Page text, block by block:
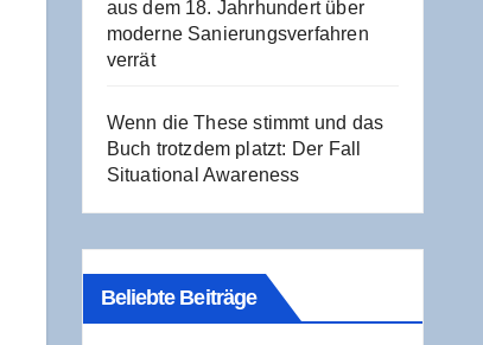
aus dem 18. Jahr­hun­dert über
moder­ne Sanie­rungs­ver­fah­ren
verrät
Wenn die The­se stimmt und das
Buch trotz­dem platzt: Der Fall
Situa­tio­nal Awareness
Beliebte Beiträge